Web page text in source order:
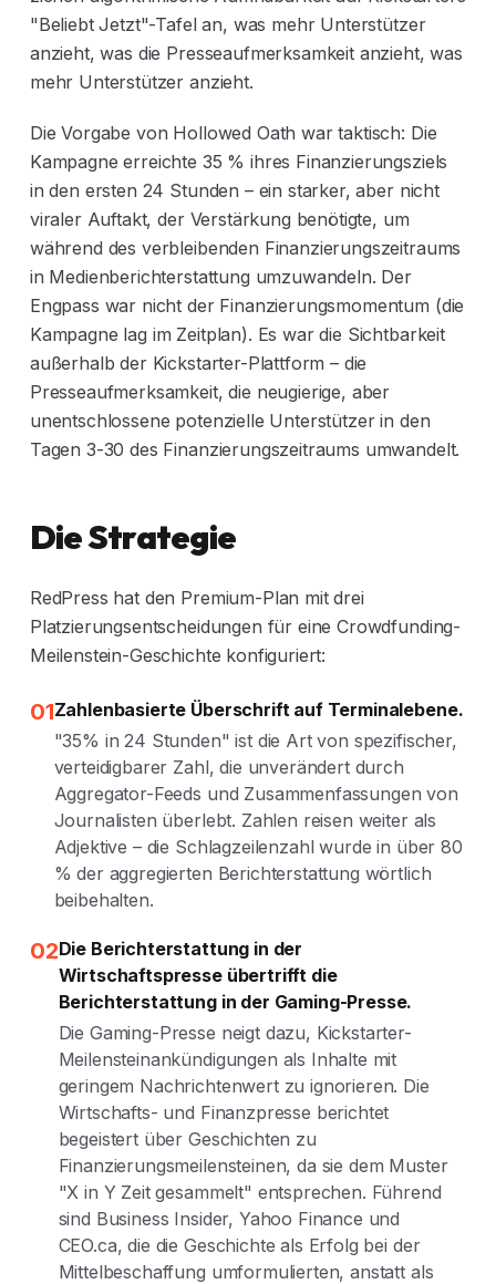
"Beliebt Jetzt"-Tafel an, was mehr Unterstützer
anzieht, was die Presseaufmerksamkeit anzieht, was
mehr Unterstützer anzieht.
Die Vorgabe von Hollowed Oath war taktisch: Die
Kampagne erreichte 35 % ihres Finanzierungsziels
in den ersten 24 Stunden – ein starker, aber nicht
viraler Auftakt, der Verstärkung benötigte, um
während des verbleibenden Finanzierungszeitraums
in Medienberichterstattung umzuwandeln. Der
Engpass war nicht der Finanzierungsmomentum (die
Kampagne lag im Zeitplan). Es war die Sichtbarkeit
außerhalb der Kickstarter-Plattform – die
Presseaufmerksamkeit, die neugierige, aber
unentschlossene potenzielle Unterstützer in den
Tagen 3-30 des Finanzierungszeitraums umwandelt.
Die Strategie
RedPress hat den Premium-Plan mit drei
Platzierungsentscheidungen für eine Crowdfunding-
Meilenstein-Geschichte konfiguriert:
01Zahlenbasierte Überschrift auf Terminalebene.
"35% in 24 Stunden" ist die Art von spezifischer,
verteidigbarer Zahl, die unverändert durch
Aggregator-Feeds und Zusammenfassungen von
Journalisten überlebt. Zahlen reisen weiter als
Adjektive – die Schlagzeilenzahl wurde in über 80
% der aggregierten Berichterstattung wörtlich
beibehalten.
02Die Berichterstattung in der
Wirtschaftspresse übertrifft die
Berichterstattung in der Gaming-Presse.
Die Gaming-Presse neigt dazu, Kickstarter-
Meilensteinankündigungen als Inhalte mit
geringem Nachrichtenwert zu ignorieren. Die
Wirtschafts- und Finanzpresse berichtet
begeistert über Geschichten zu
Finanzierungsmeilensteinen, da sie dem Muster
"X in Y Zeit gesammelt" entsprechen. Führend
sind Business Insider, Yahoo Finance und
CEO.ca, die die Geschichte als Erfolg bei der
Mittelbeschaffung umformulierten, anstatt als